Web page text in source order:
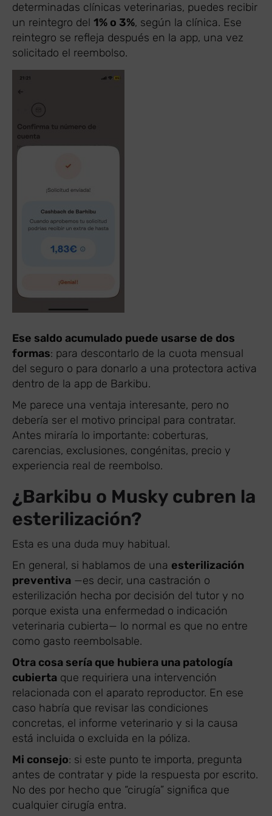
determinadas clínicas veterinarias, puedes recibir
un reintegro del 1% o 3%, según la clínica. Ese
reintegro se refleja después en la app, una vez
solicitado el reembolso.
Ese saldo acumulado puede usarse de dos
formas: para descontarlo de la cuota mensual
del seguro o para donarlo a una protectora activa
dentro de la app de Barkibu.
Me parece una ventaja interesante, pero no
debería ser el motivo principal para contratar.
Antes miraría lo importante: coberturas,
carencias, exclusiones, congénitas, precio y
experiencia real de reembolso.
¿Barkibu o Musky cubren la
esterilización?
Esta es una duda muy habitual.
En general, si hablamos de una esterilización
preventiva —es decir, una castración o
esterilización hecha por decisión del tutor y no
porque exista una enfermedad o indicación
veterinaria cubierta— lo normal es que no entre
como gasto reembolsable.
Otra cosa sería que hubiera una patología
cubierta que requiriera una intervención
relacionada con el aparato reproductor. En ese
caso habría que revisar las condiciones
concretas, el informe veterinario y si la causa
está incluida o excluida en la póliza.
Mi consejo: si este punto te importa, pregunta
antes de contratar y pide la respuesta por escrito.
No des por hecho que “cirugía” significa que
cualquier cirugía entra.